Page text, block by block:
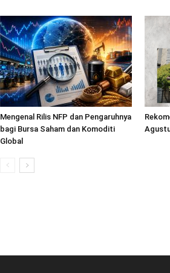
Mengenal Rilis NFP dan Pengaruhnya
bagi Bursa Saham dan Komoditi
Global